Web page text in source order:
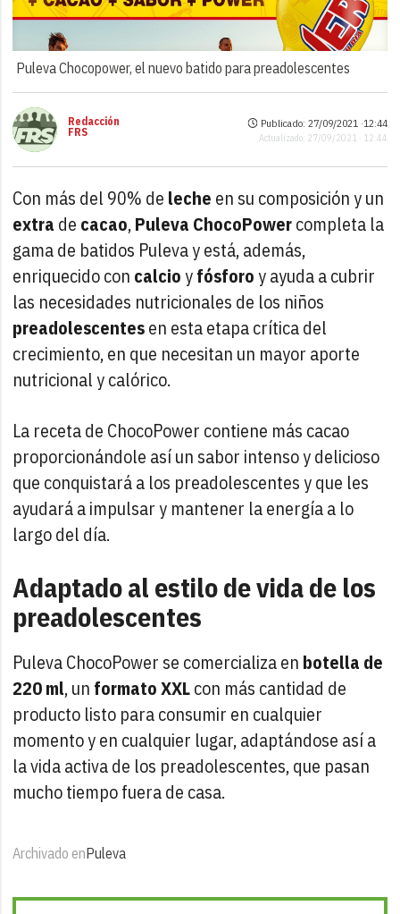
Puleva Chocopower, el nuevo batido para preadolescentes
Redacción
FRS
Publicado: 27/09/2021 ·12:44
Actualizado: 27/09/2021 · 12:44
Con más del 90% de leche en su composición y un
extra de cacao,Puleva ChocoPowercompleta la
gama de batidos Puleva y está, además,
enriquecido con calcioyfósforoy ayuda a cubrir
las necesidades nutricionales de los niños
preadolescentesen esta etapa crítica del
crecimiento, en que necesitan un mayor aporte
nutricional y calórico.
La receta de ChocoPower contiene más cacao
proporcionándole así un sabor intenso y delicioso
que conquistará a los preadolescentes y que les
ayudará a impulsar y mantener la energía a lo
largo del día.
Adaptado al estilo de vida de los
preadolescentes
Puleva ChocoPower se comercializa en botella de
220 ml, un formato XXLcon más cantidad de
producto listo para consumir en cualquier
momento y en cualquier lugar, adaptándose así a
la vida activa de los preadolescentes, que pasan
mucho tiempo fuera de casa.
Archivado enPuleva